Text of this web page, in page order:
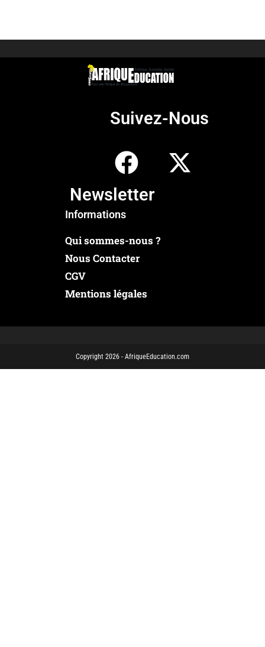
Suivez-Nous
Newsletter
Informations
Qui sommes-nous ?
Nous Contacter
CGV
Mentions légales
Copyright 2026 - AfriqueEducation.com